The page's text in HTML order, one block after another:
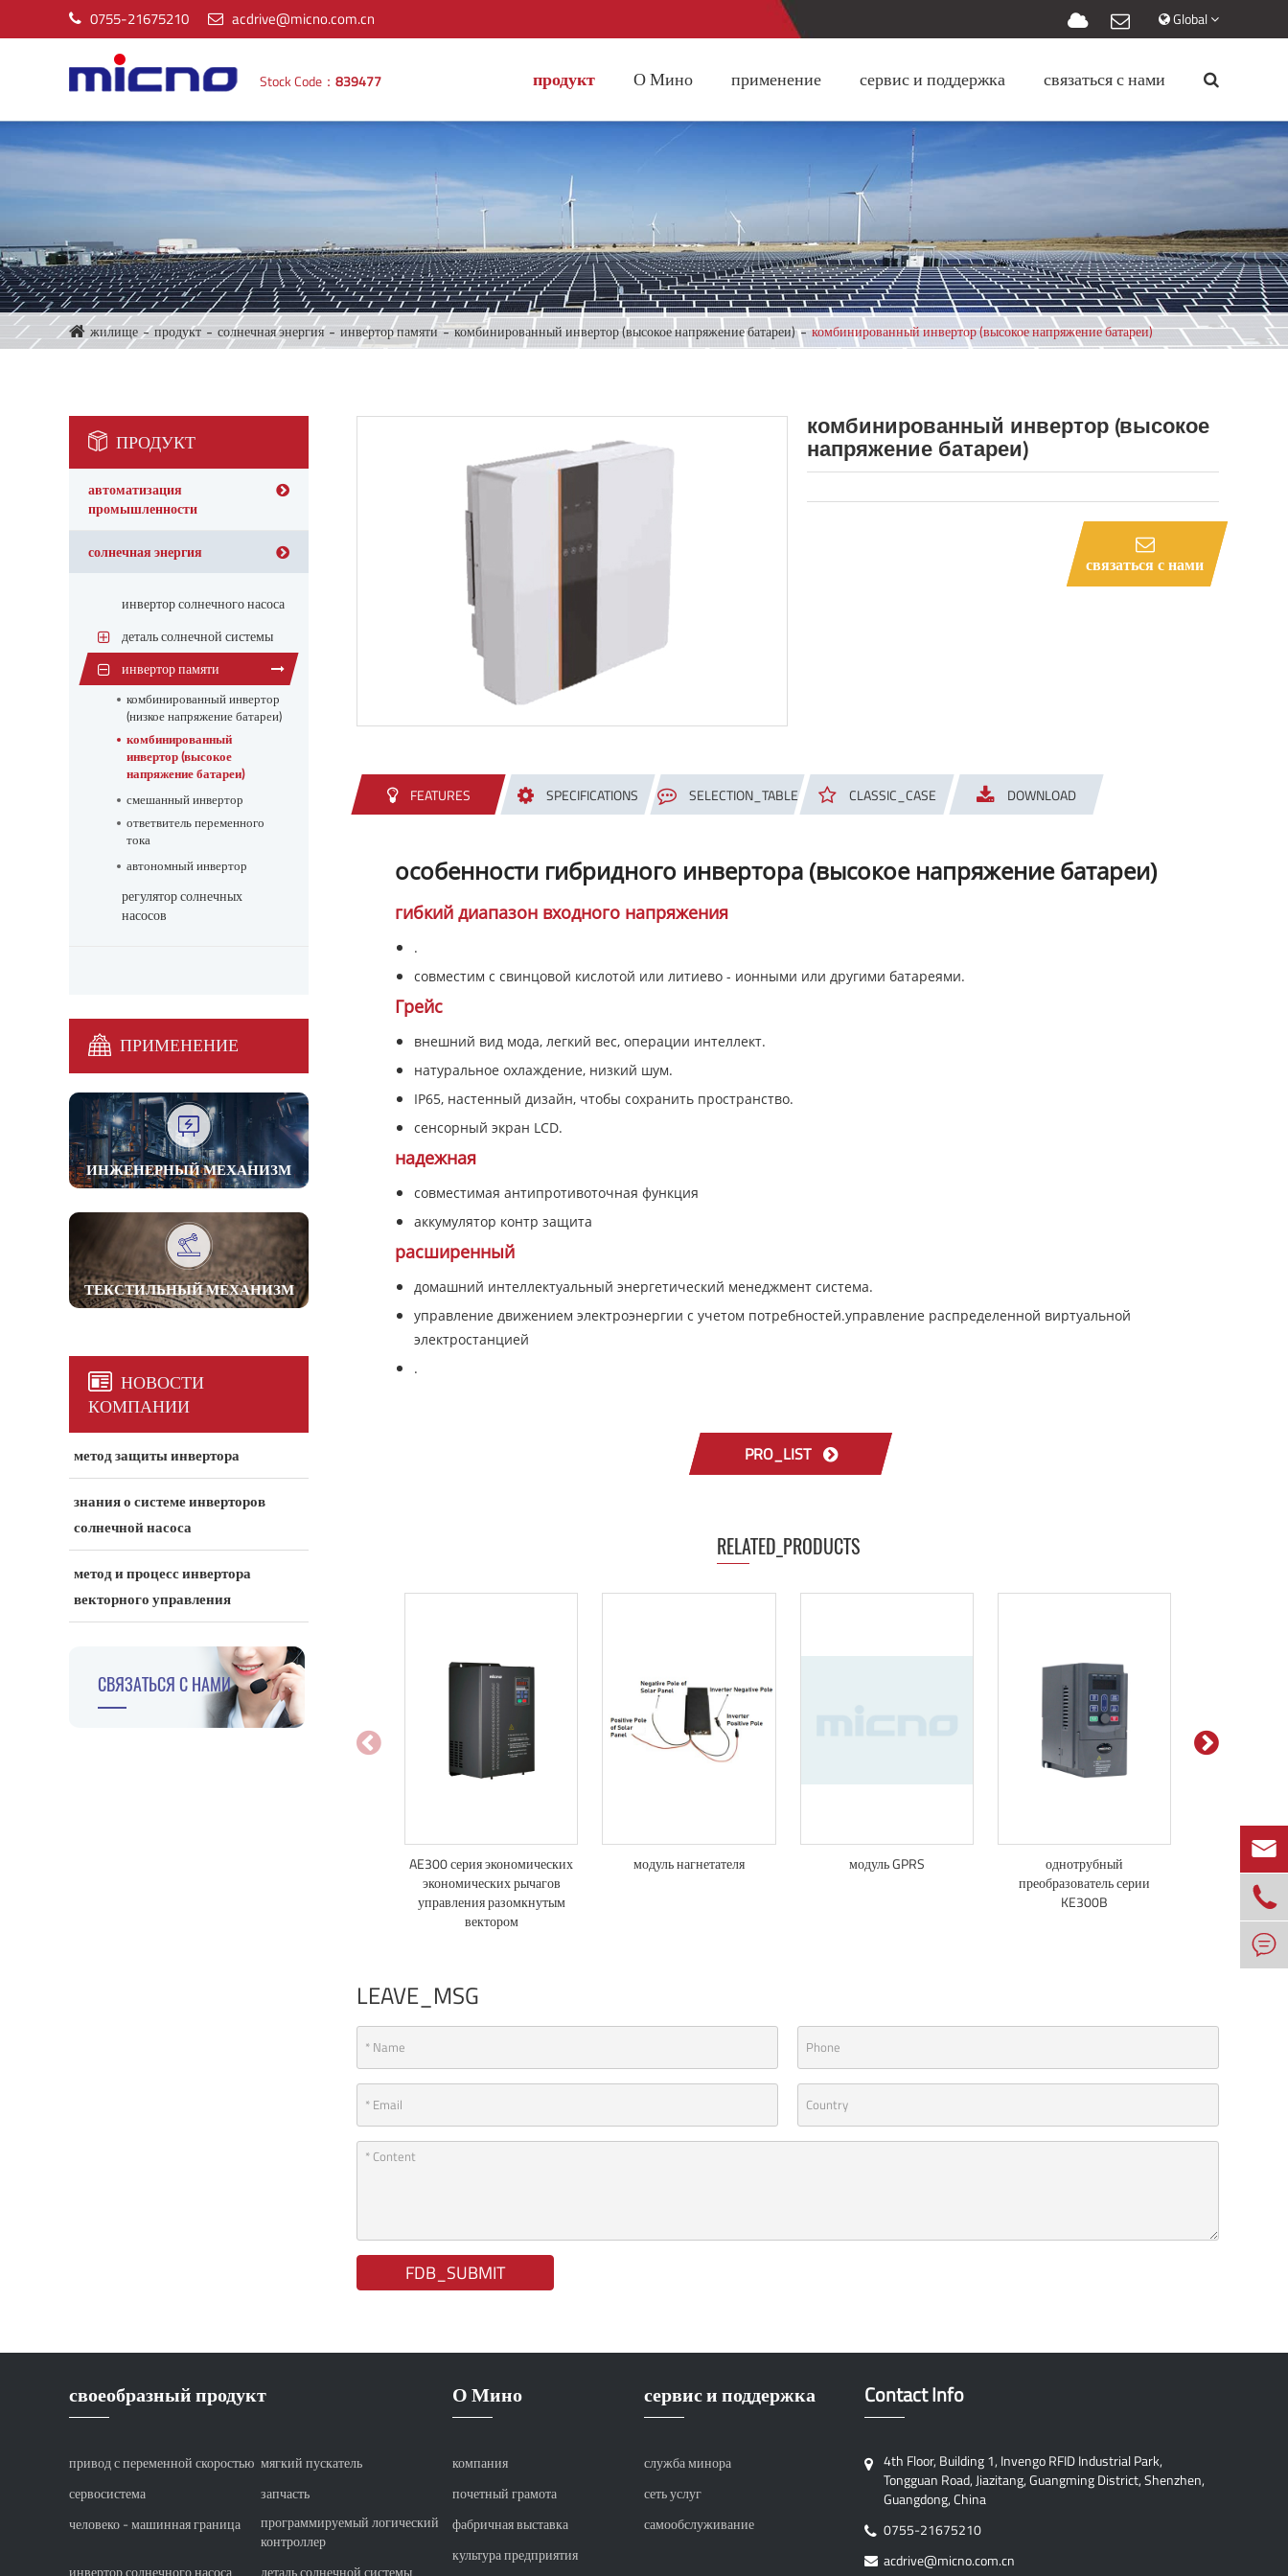
0755-21675210 acdrive@micno.com.cn Global
Stock Code： 839477 продукт О Мино применение сервис и поддержка связаться с нами
жилище продукт солнечная энергия инвертор памяти комбинированный инвертор (высокое напряжение батареи) комбинированный инвертор (высокое напряжение батареи)
ПРОДУКТ
автоматизация
промышленности
солнечная энергия
инвертор солнечного насоса
деталь солнечной системы
инвертор памяти
комбинированный инвертор
(низкое напряжение батареи)
комбинированный
инвертор (высокое
напряжение батареи)
смешанный инвертор
ответвитель переменного
тока
автономный инвертор
регулятор солнечных
насосов
ПРИМЕНЕНИЕ
ИНЖЕНЕРНЫЙ МЕХАНИЗМ
ТЕКСТИЛЬНЫЙ МЕХАНИЗМ
НОВОСТИ
КОМПАНИИ
метод защиты инвертора
знания о системе инверторов
солнечной насоса
метод и процесс инвертора
векторного управления
СВЯЗАТЬСЯ С НАМИ
комбинированный инвертор (высокое
напряжение батареи)
связаться с нами
FEATURES SPECIFICATIONS SELECTION_TABLE CLASSIC_CASE DOWNLOAD
особенности гибридного инвертора (высокое напряжение батареи)
гибкий диапазон входного напряжения
.
совместим с свинцовой кислотой или литиево - ионными или другими батареями.
Грейс
внешний вид мода, легкий вес, операции интеллект.
натуральное охлаждение, низкий шум.
IP65, настенный дизайн, чтобы сохранить пространство.
сенсорный экран LCD.
надежная
совместимая антипротивоточная функция
аккумулятор контр защита
расширенный
домашний интеллектуальный энергетический менеджмент система.
управление движением электроэнергии с учетом потребностей.управление распределенной виртуальной
электростанцией
.
PRO_LIST
RELATED_PRODUCTS
AE300 серия экономических
экономических рычагов
управления разомкнутым
вектором
модуль нагнетателя модуль GPRS
однотрубный
преобразователь серии
KE300B
LEAVE_MSG
FDB_SUBMIT
своеобразный продукт
привод с переменной скоростью мягкий пускатель
сервосистема
запчасть
человеко - машинная граница
программируемый логический
контроллер
инвертор солнечного насоса
деталь солнечной системы
О Мино
компания
почетный грамота
фабричная выставка
культура предприятия
сервис и поддержка
служба минора
сеть услуг
самообслуживание
Contact Info
4th Floor, Building 1, Invengo RFID Industrial Park,
Tongguan Road, Jiazitang, Guangming District, Shenzhen,
Guangdong, China
0755-21675210
acdrive@micno.com.cn


